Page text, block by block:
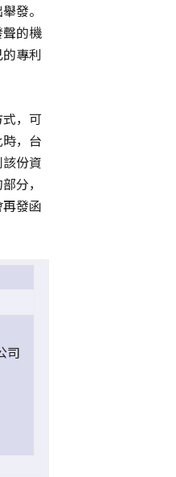
發。
的機
專利
，可
，台
份資
分，
發函
司